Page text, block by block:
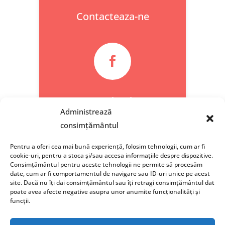
Administrează
consimțământul
Pentru a oferi cea mai bună experiență, folosim tehnologii, cum ar fi
cookie-uri, pentru a stoca și/sau accesa informațiile despre dispozitive.
Consimțământul pentru aceste tehnologii ne permite să procesăm
date, cum ar fi comportamentul de navigare sau ID-uri unice pe acest
site. Dacă nu îți dai consimțământul sau îți retragi consimțământul dat
poate avea afecte negative asupra unor anumite funcționalități și
funcții.
Contacteaza-ne

Facebook